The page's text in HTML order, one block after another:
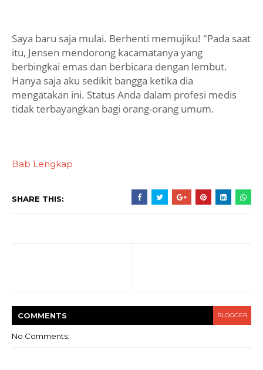
Saya baru saja mulai. Berhenti memujiku! "Pada saat
itu, Jensen mendorong kacamatanya yang
berbingkai emas dan berbicara dengan lembut.
Hanya saja aku sedikit bangga ketika dia
mengatakan ini. Status Anda dalam profesi medis
tidak terbayangkan bagi orang-orang umum.
Bab Lengkap
SHARE THIS:
COMMENTS BLOGGER
No Comments: